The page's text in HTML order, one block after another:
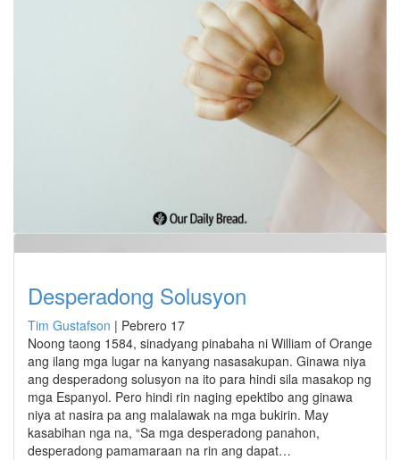
Desperadong Solusyon
Tim Gustafson | Pebrero 17
Noong taong 1584, sinadyang pinabaha ni William of Orange
ang ilang mga lugar na kanyang nasasakupan. Ginawa niya
ang desperadong solusyon na ito para hindi sila masakop ng
mga Espanyol. Pero hindi rin naging epektibo ang ginawa
niya at nasira pa ang malalawak na mga bukirin. May
kasabihan nga na, “Sa mga desperadong panahon,
desperadong pamamaraan na rin ang dapat…